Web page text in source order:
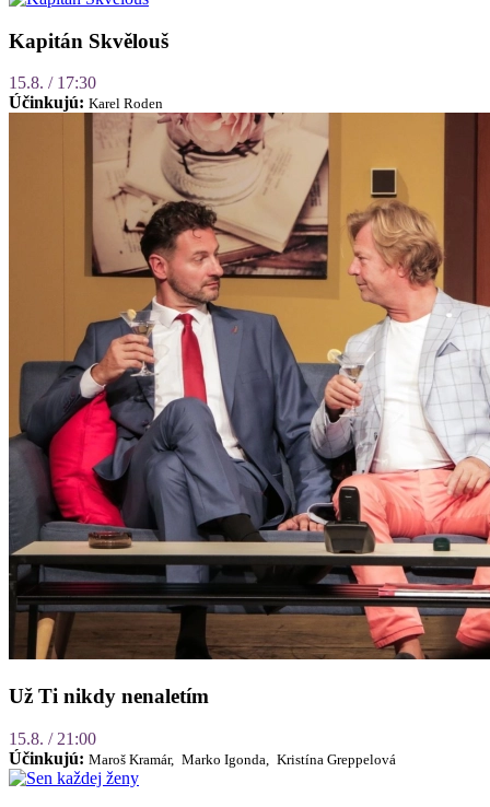
Kapitán Skvělouš
15.8. / 17:30
Účinkujú: Karel Roden
Už Ti nikdy nenaletím
15.8. / 21:00
Účinkujú: Maroš Kramár, Marko Igonda, Kristína Greppelová